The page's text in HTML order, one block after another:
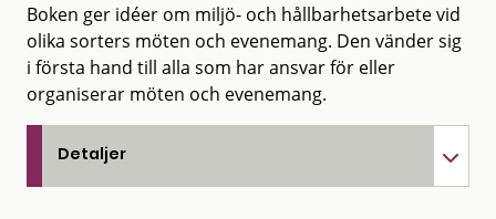
Boken ger idéer om miljö- och hållbarhetsarbete vid
olika sorters möten och evenemang. Den vänder sig
i första hand till alla som har ansvar för eller
organiserar möten och evenemang.
Detaljer